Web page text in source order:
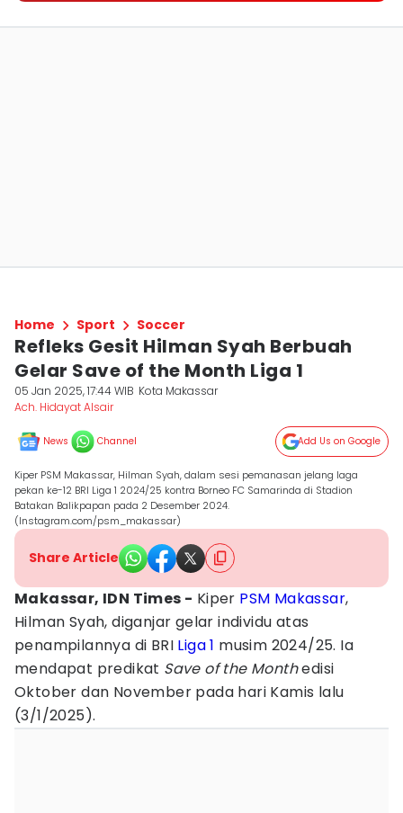
Home Sport Soccer
Refleks Gesit Hilman Syah Berbuah
Gelar Save of the Month Liga 1
05 Jan 2025, 17:44 WIB Kota Makassar
Ach. Hidayat Alsair
News Channel Add Us on Google
Kiper PSM Makassar, Hilman Syah, dalam sesi pemanasan jelang laga
pekan ke-12 BRI Liga 1 2024/25 kontra Borneo FC Samarinda di Stadion
Batakan Balikpapan pada 2 Desember 2024.
(Instagram.com/psm_makassar)
Share Article
Makassar, IDN Times - Kiper PSM Makassar,
Hilman Syah, diganjar gelar individu atas
penampilannya di BRI Liga 1 musim 2024/25. Ia
mendapat predikat Save of the Monthedisi
Oktober dan November pada hari Kamis lalu
(3/1/2025).